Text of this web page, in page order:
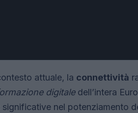
attuale, la connettività
digitaledell’intera
significative nel potenziamento